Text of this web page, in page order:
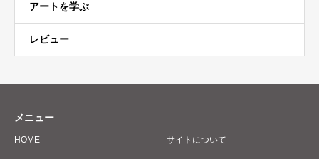
アートを学ぶ
レビュー
メニュー
HOME サイトについて